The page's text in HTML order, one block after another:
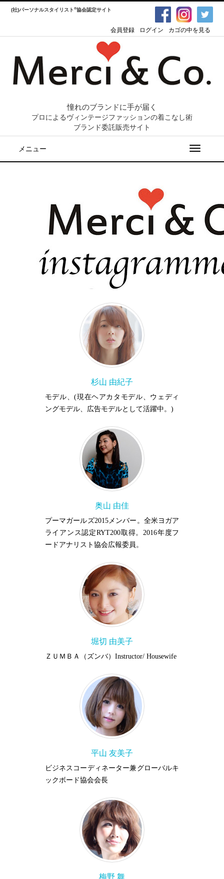
(社)パーソナルスタイリスト®協会認定サイト
会員登録 ログイン カゴの中を見る
憧れのブランドに手が届く
プロによるヴィンテージファッションの着こなし術
ブランド委託販売サイト
メニュー
杉山 由紀子
モデル、(現在ヘアカタモデル、ウェディ
ングモデル、広告モデルとして活躍中。)
奥山 由佳
プーマガールズ2015メンバー。全米ヨガア
ライアンス認定RYT200取得。2016年度フ
ードアナリスト協会広報委員。
堀切 由美子
ＺＵＭＢＡ（ズンバ）Instructor/ Housewife
平山 友美子
ビジネスコーディネーター兼グローバルキ
ックボード協会会長
梅野 舞